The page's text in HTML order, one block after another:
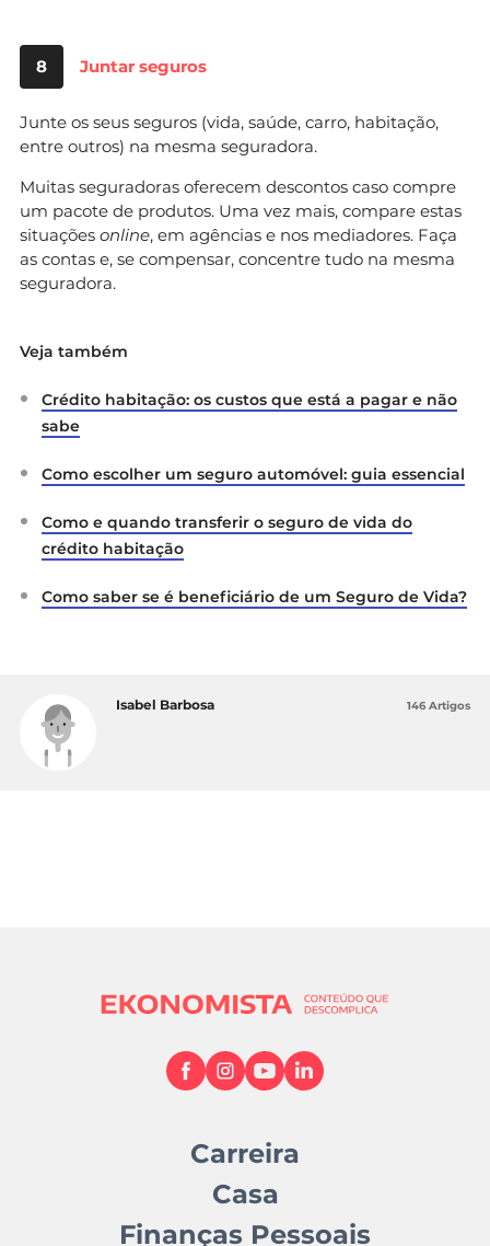
8 Juntar seguros
Junte os seus seguros (vida, saúde, carro, habitação,
entre outros) na mesma seguradora.
Muitas seguradoras oferecem descontos caso compre
um pacote de produtos. Uma vez mais, compare estas
situações online, em agências e nos mediadores. Faça
as contas e, se compensar, concentre tudo na mesma
seguradora.
Veja também
Crédito habitação: os custos que está a pagar e não
sabe
Como escolher um seguro automóvel: guia essencial
Como e quando transferir o seguro de vida do
crédito habitação
Como saber se é beneficiário de um Seguro de Vida?
Isabel Barbosa 146 Artigos
Carreira
Casa
Finanças Pessoais